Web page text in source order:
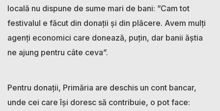
locală nu dispune de sume mari de bani: ”Cam tot
festivalul e făcut din donații și din plăcere. Avem mulți
agenți economici care donează, puțin, dar banii ăștia
ne ajung pentru câte ceva”.
Pentru donații, Primăria are deschis un cont bancar,
unde cei care își doresc să contribuie, o pot face: